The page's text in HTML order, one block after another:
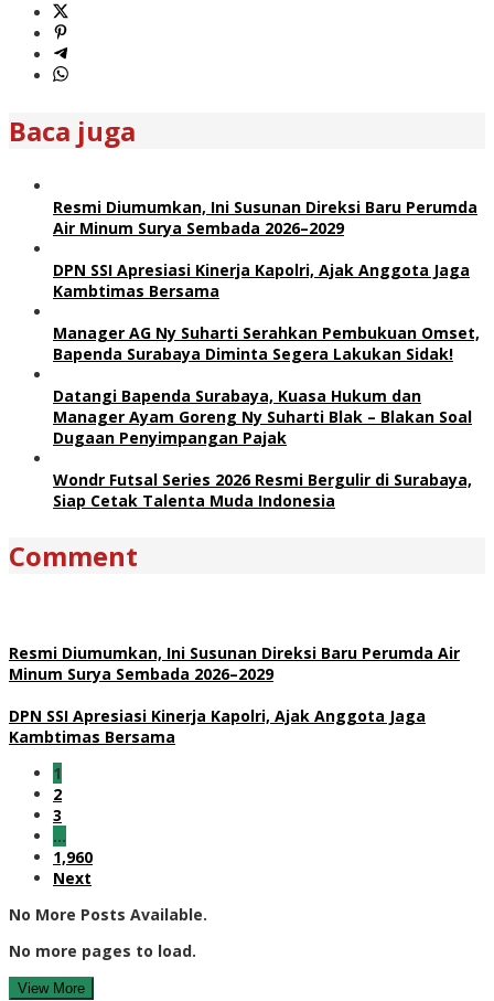
Baca juga
Resmi Diumumkan, Ini Susunan Direksi Baru Perumda
Air Minum Surya Sembada 2026–2029
DPN SSI Apresiasi Kinerja Kapolri, Ajak Anggota Jaga
Kambtimas Bersama
Manager AG Ny Suharti Serahkan Pembukuan Omset,
Bapenda Surabaya Diminta Segera Lakukan Sidak!
Datangi Bapenda Surabaya, Kuasa Hukum dan
Manager Ayam Goreng Ny Suharti Blak – Blakan Soal
Dugaan Penyimpangan Pajak
Wondr Futsal Series 2026 Resmi Bergulir di Surabaya,
Siap Cetak Talenta Muda Indonesia
Comment
Resmi Diumumkan, Ini Susunan Direksi Baru Perumda Air
Minum Surya Sembada 2026–2029
DPN SSI Apresiasi Kinerja Kapolri, Ajak Anggota Jaga
Kambtimas Bersama
1
2
3
…
1,960
Next
No More Posts Available.
No more pages to load.
View More